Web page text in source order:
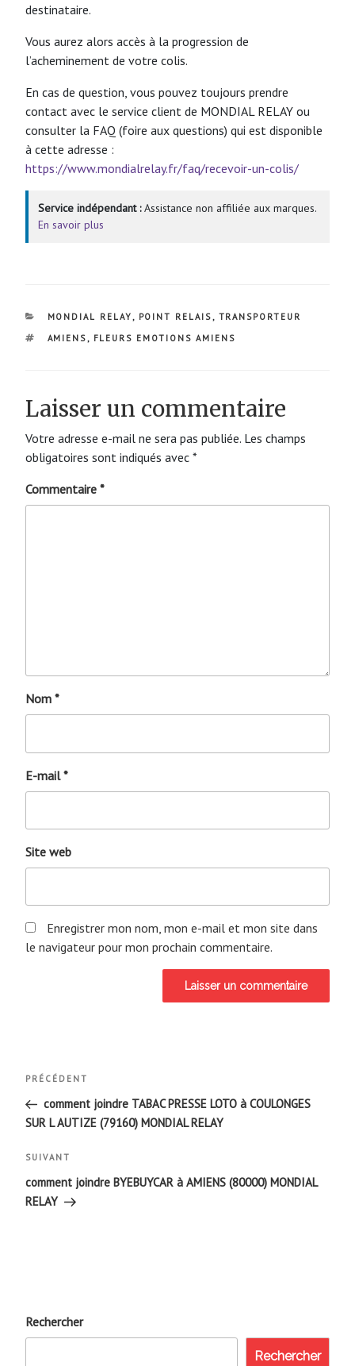
destinataire.
Vous aurez alors accès à la progression de
l’acheminement de votre colis.
En cas de question, vous pouvez toujours prendre
contact avec le service client de MONDIAL RELAY ou
consulter la FAQ (foire aux questions) qui est disponible
à cette adresse :
https://www.mondialrelay.fr/faq/recevoir-un-colis/
Service indépendant :Assistance non affiliée aux marques.
En savoir plus
CATÉGORIES
MONDIAL RELAY , POINT RELAIS , TRANSPORTEUR
ÉTIQUETTES
AMIENS , FLEURS EMOTIONS AMIENS
Laisser un commentaire
Votre adresse e-mail ne sera pas publiée. Les champs
obligatoires sont indiqués avec *
Commentaire *
Nom *
E-mail*
Site web
Enregistrer mon nom, mon e-mail et mon site dans
le navigateur pour mon prochain commentaire.
Navigation
de
l’article
Article
précédent
PRÉCÉDENT
comment joindre TABAC PRESSE LOTO à COULONGES
SUR L AUTIZE (79160) MONDIAL RELAY
Article
suivant
SUIVANT
comment joindre BYEBUYCAR à AMIENS (80000) MONDIAL
RELAY
Rechercher
Rechercher